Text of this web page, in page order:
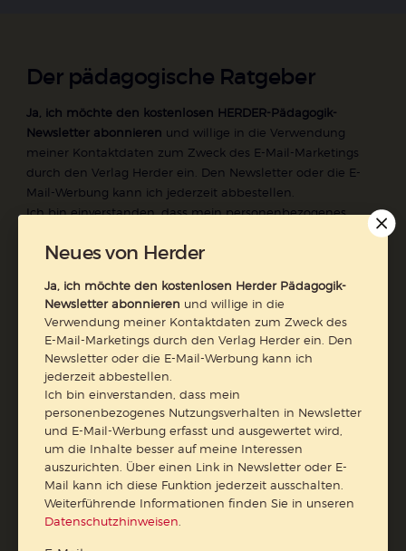
Der pädagogische Ratgeber
Ja, ich möchte den kostenlosen HERDER-Pädagogik-
Newsletter abonnieren und willige in die Verwendung
meiner Kontaktdaten zum Zweck des E-Mail-Marketings
durch den Verlag Herder ein. Den Newsletter oder die E-
Mail-Werbung kann ich jederzeit abbestellen.
Ich bin einverstanden, dass mein personenbezogenes
erfasst und ausgewertet wird, um die Inhalte besser auf
Newsletter oder E-Mail kann ich diese Funktion jederzeit
ausschalten.
Weiterführende Informationen finden Sie in unseren
Datenschutzhinweisen
E-Mail
Jetzt anmelden
Neues von Herder
Ja, ich möchte den kostenlosen Herder Pädagogik-
Newsletter abonnieren und willige in die
Verwendung meiner Kontaktdaten zum Zweck des
E-Mail-Marketings durch den Verlag Herder ein. Den
Newsletter oder die E-Mail-Werbung kann ich
jederzeit abbestellen.
Ich bin einverstanden, dass mein
personenbezogenes Nutzungsverhalten in Newsletter
und E-Mail-Werbung erfasst und ausgewertet wird,
um die Inhalte besser auf meine Interessen
auszurichten. Über einen Link in Newsletter oder E-
Mail kann ich diese Funktion jederzeit ausschalten.
Weiterführende Informationen finden Sie in unseren
Datenschutzhinweisen